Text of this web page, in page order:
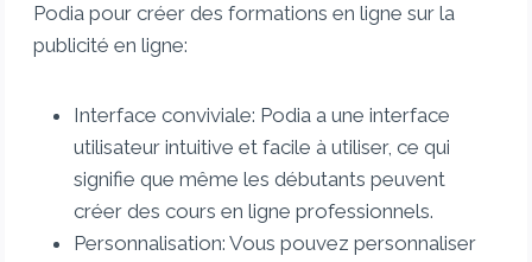
Podia pour créer des formations en ligne sur la
publicité en ligne:
Interface conviviale: Podia a une interface
utilisateur intuitive et facile à utiliser, ce qui
signifie que même les débutants peuvent
créer des cours en ligne professionnels.
Personnalisation: Vous pouvez personnaliser